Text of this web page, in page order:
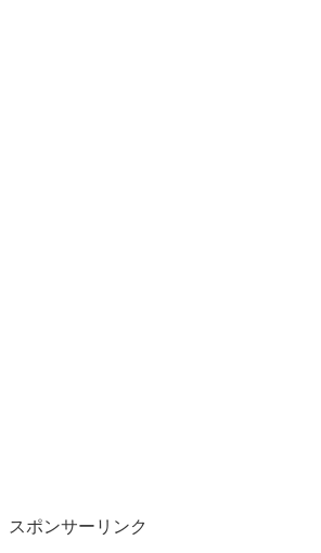
スポンサーリンク